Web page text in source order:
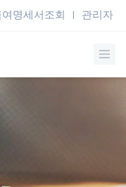
여명세서조회 | 관리자